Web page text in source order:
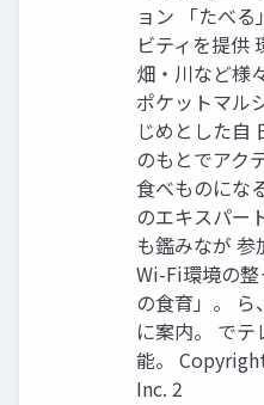
ョン 「たべる
ビティを提供
畑‧川など様
ポケットマル
じめとした⾃
のもとでアク
⾷べものにな
のエキスパー
も鑑みなが 参
Wi-Fi環境の
の⾷育」。
に案内。 で
能。
Inc. 2